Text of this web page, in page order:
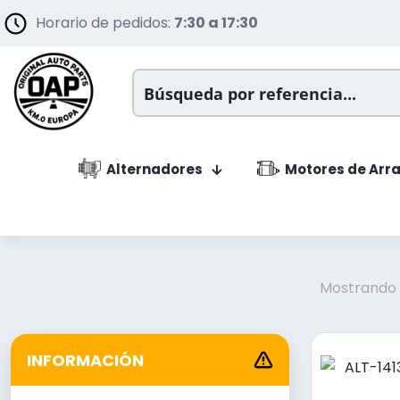
Horario de pedidos: 7:30 a 17:30
Alternadores Motores de
INFORMACIÓN
Mostrando